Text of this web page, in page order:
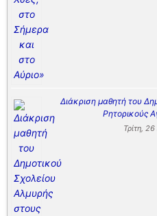
Διάκριση μαθητή του
Ρητορικούς
Τρίτη,